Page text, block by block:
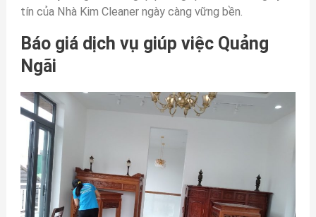
tín của Nhà Kim Cleaner ngày càng vững bền.
Báo giá dịch vụ giúp việc Quảng
Ngãi